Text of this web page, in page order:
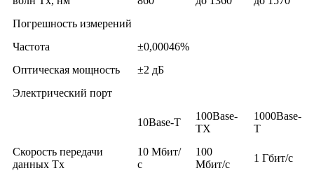
Погрешность измерений
Частота
±0,00046%
Оптическая мощность
±2 дБ
Электрический порт
10Base-Т
100Base-
ТХ
1000Base-
Т
Скорость передачи
данных Tх
10 Мбит/
с
100
Мбит/с
1 Гбит/с